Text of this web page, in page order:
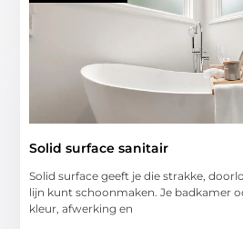
Solid surface sanitair
Solid surface geeft je die strakke,
lijn kunt schoonmaken. Je badkamer
kleur, afwerking en